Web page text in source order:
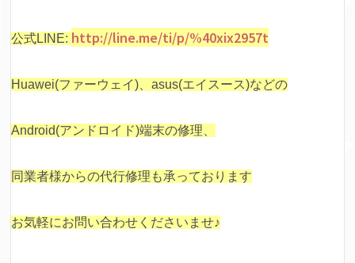
公式LINE: http://line.me/ti/p/%40xix2957t
Huawei(ファーウェイ)、asus(エイスース)などの
Android(アンドロイド)端末の修理、
同業者様からの代行修理も承っております
お気軽にお問い合わせくださいませ♪